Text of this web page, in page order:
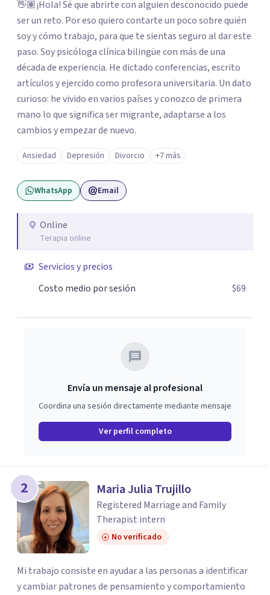
👋🏽¡Hola! Sé que abrirte con alguien desconocido puede
ser un reto. Por eso quiero contarte un poco sobre quién
soy y cómo trabajo, para que te sientas seguro al dar este
paso. Soy psicóloga clínica bilingüe con más de una
década de experiencia. He dictado conferencias, escrito
artículos y ejercido como profesora universitaria. Un dato
curioso: he vivido en varios países y conozco de primera
mano lo que significa ser migrante, adaptarse a los
cambios y empezar de nuevo.
Ansiedad Depresión Divorcio +7 más
WhatsApp Email
Online
Terapia online
Servicios y precios
Costo medio por sesión
$69
Envía un mensaje al profesional
Coordina una sesión directamente mediante mensaje
Ver perfil completo
2 Maria Julia Trujillo
Registered Marriage and Family
Therapist intern
No verificado
Mi trabajo consiste en ayudar a las personas a identificar
y cambiar patrones de pensamiento y comportamiento